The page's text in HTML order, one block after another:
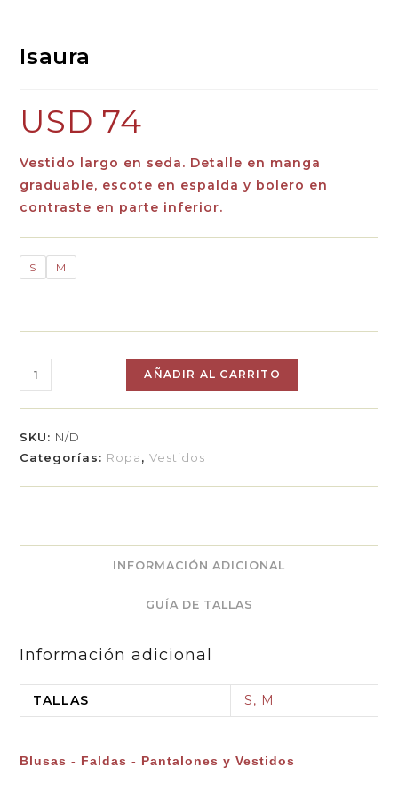
Isaura
USD 74
Vestido largo en seda. Detalle en manga
graduable, escote en espalda y bolero en
contraste en parte inferior.
S M
AÑADIR AL CARRITO
SKU: N/D
Categorías: Ropa,Vestidos
INFORMACIÓN ADICIONAL
GUÍA DE TALLAS
Información adicional
TALLAS S, M
Blusas - Faldas - Pantalones y Vestidos